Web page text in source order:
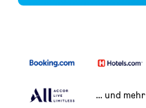
… und mehr